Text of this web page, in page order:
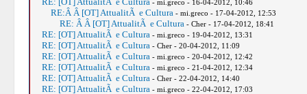
- mi.greco - 16-04-2012, 10:46
RE:Â Â [OT] AttualitÃ e Cultura - mi.greco - 17-04-2012, 12:53
RE: Â Â [OT] AttualitÃ e Cultura - Cher - 17-04-2012, 18:41
RE: [OT] AttualitÃ e Cultura - mi.greco - 19-04-2012, 13:31
RE: [OT] AttualitÃ e Cultura - Cher - 20-04-2012, 11:09
RE: [OT] AttualitÃ e Cultura - mi.greco - 20-04-2012, 12:42
RE: [OT] AttualitÃ e Cultura - mi.greco - 21-04-2012, 12:34
RE: [OT] AttualitÃ e Cultura - Cher - 22-04-2012, 14:40
RE: [OT] AttualitÃ e Cultura - mi.greco - 22-04-2012, 17:03